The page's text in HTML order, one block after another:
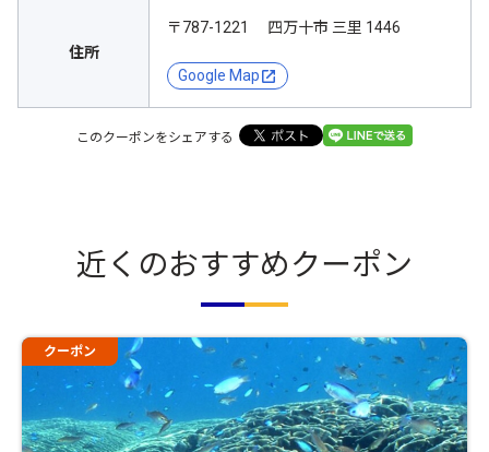
住所
〒787-1221 四万十市 三里 1446
Google Map
このクーポンをシェアする
近くのおすすめクーポン
クーポン